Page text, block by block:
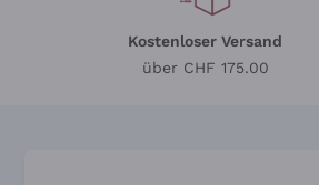
Kostenloser Versand
über CHF 175.00